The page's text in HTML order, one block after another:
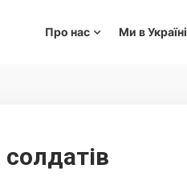
Про нас Ми в Україні